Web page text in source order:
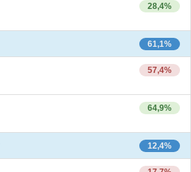
28,4%
61,1%
57,4%
64,9%
12,4%